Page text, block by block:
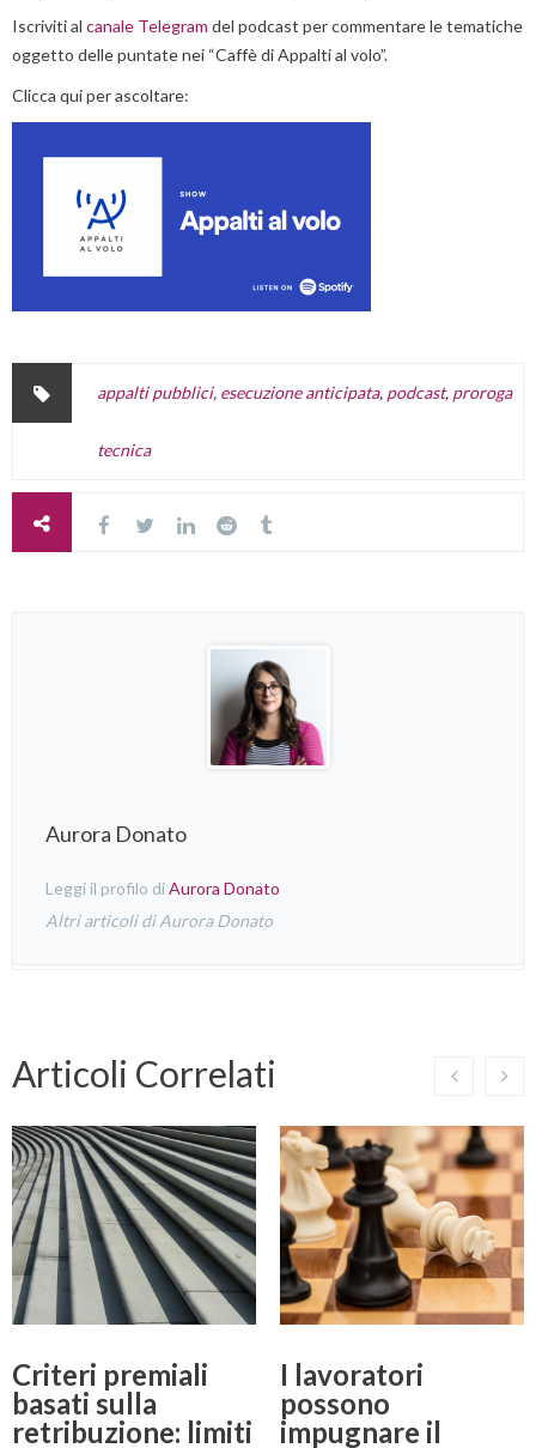
Iscriviti al canale Telegram del podcast per commentare le tematiche
oggetto delle puntate nei “Caffè di Appalti al volo”.
Clicca qui per ascoltare:
appalti pubblici, esecuzione anticipata, podcast, proroga
tecnica
Aurora Donato
Leggi il profilo diAurora Donato
Altri articoli di Aurora Donato
Articoli Correlati
Criteri premiali
basati sulla
retribuzione: limiti
I lavoratori
possono
impugnare il